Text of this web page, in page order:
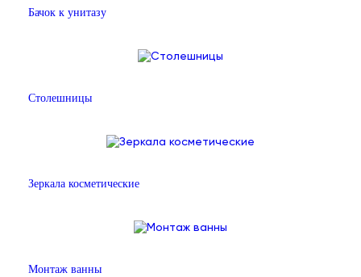
Бачок к унитазу
Столешницы
Зеркала косметические
Монтаж ванны